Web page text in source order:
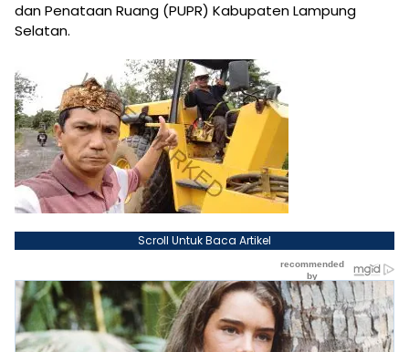
dan Penataan Ruang (PUPR) Kabupaten Lampung
Selatan.
Scroll Untuk Baca Artikel